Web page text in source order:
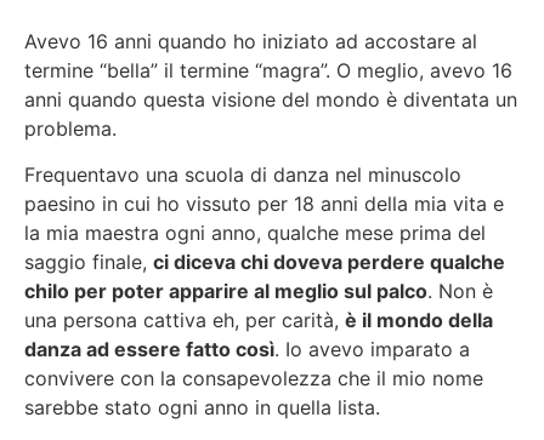
Avevo 16 anni quando ho iniziato ad accostare al
termine “bella” il termine “magra”. O meglio, avevo 16
anni quando questa visione del mondo è diventata un
problema.
Frequentavo una scuola di danza nel minuscolo
paesino in cui ho vissuto per 18 anni della mia vita e
la mia maestra ogni anno, qualche mese prima del
saggio finale, ci diceva chi doveva perdere qualche
chilo per poter apparire al meglio sul palco. Non è
una persona cattiva eh, per carità, è il mondo della
danza ad essere fatto così. Io avevo imparato a
convivere con la consapevolezza che il mio nome
sarebbe stato ogni anno in quella lista.